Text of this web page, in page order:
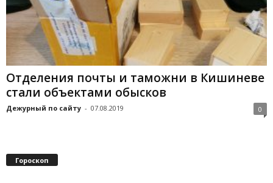
Отделения почты и таможни в Кишиневе
стали объектами обысков
Дежурный по сайту - 07.08.2019 0
Гороскоп